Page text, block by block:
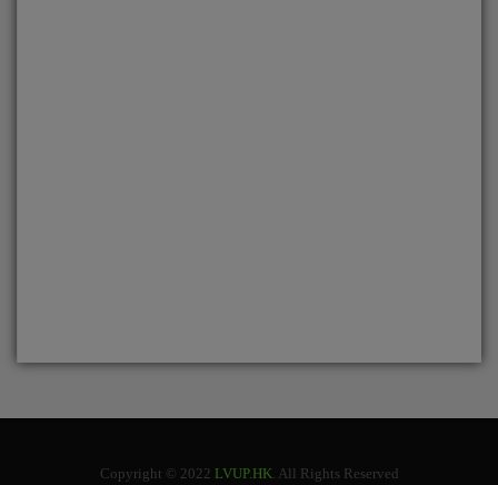
Copyright © 2022 LVUP.HK . All Rights Reserved